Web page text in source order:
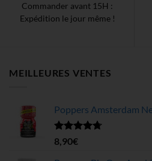
Commander avant 15H :
Expédition le jour même !
MEILLEURES VENTES
Poppers Amsterdam
Note4.68
sur 5
8,90€